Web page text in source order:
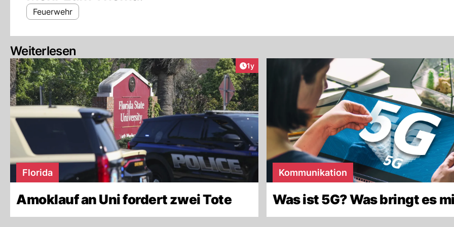
Feuerwehr
Weiterlesen
Artikel veröffentlicht:
1y
Florida
Amoklauf an Uni fordert zwei Tote
Kommunikation
Was ist 5G? Was bringt es